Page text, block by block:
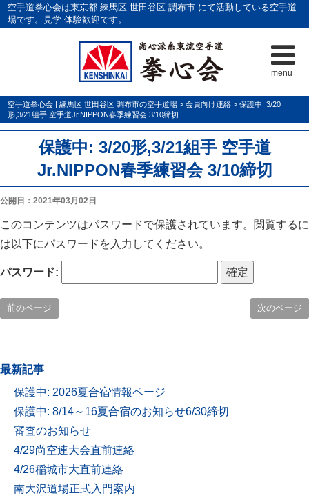
menu
空手道拳心会は東京都 練馬区 世田谷区 調布市 にて活動している空手道
場です。見学 体験歓迎です。
空手道拳心会 | 練馬区 世田谷区 調布市の空手道場 >会員向け連絡 >保護中: 3/20
形,3/21組手 空手道Jr.NIPPON春季練習会 3/10締切
保護中: 3/20形,3/21組手 空手道
Jr.NIPPON春季練習会 3/10締切
公開日：2021年03月02日
このコンテンツはパスワードで保護されています。閲覧するに
は以下にパスワードを入力してください。
パスワード:
前のページ 次のページ
最新記事
保護中: 2026夏合宿情報ページ
保護中: 8/14～16夏合宿のお知らせ6/30締切
審査のお知らせ
4/29尚空連大会直前連絡
4/26稲城市大直前連絡
南大沢道場正式入門案内